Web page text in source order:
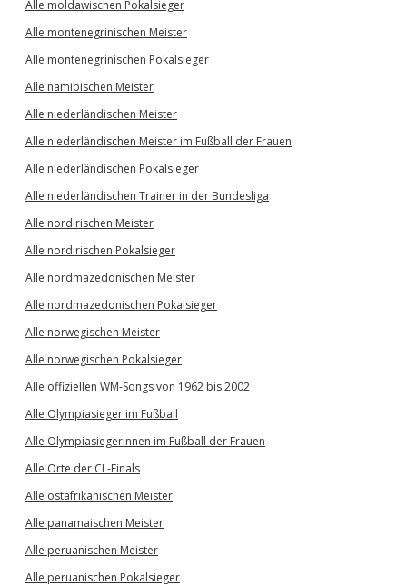
Alle moldawischen Pokalsieger
Alle montenegrinischen Meister
Alle montenegrinischen Pokalsieger
Alle namibischen Meister
Alle niederländischen Meister
Alle niederländischen Meister im Fußball der Frauen
Alle niederländischen Pokalsieger
Alle niederländischen Trainer in der Bundesliga
Alle nordirischen Meister
Alle nordirischen Pokalsieger
Alle nordmazedonischen Meister
Alle nordmazedonischen Pokalsieger
Alle norwegischen Meister
Alle norwegischen Pokalsieger
Alle offiziellen WM-Songs von 1962 bis 2002
Alle Olympiasieger im Fußball
Alle Olympiasiegerinnen im Fußball der Frauen
Alle Orte der CL-Finals
Alle ostafrikanischen Meister
Alle panamaischen Meister
Alle peruanischen Meister
Alle peruanischen Pokalsieger